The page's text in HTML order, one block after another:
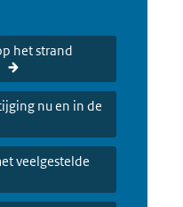
het strand
nu en in de
veelgestelde